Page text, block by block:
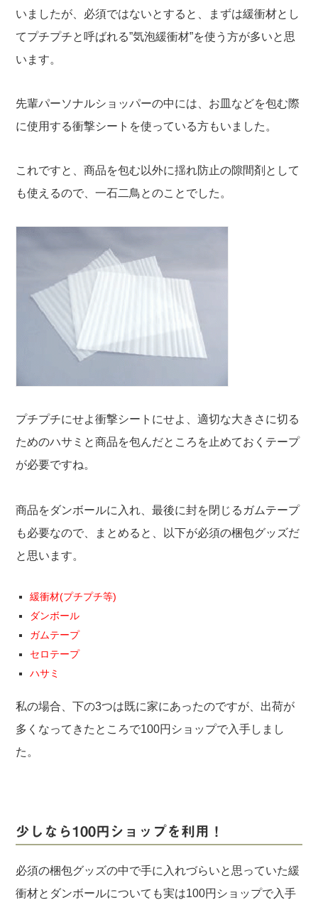
いましたが、必須ではないとすると、まずは緩衝材とし
てプチプチと呼ばれる”気泡緩衝材”を使う方が多いと思
います。
先輩パーソナルショッパーの中には、お皿などを包む際
に使用する衝撃シートを使っている方もいました。
これですと、商品を包む以外に揺れ防止の隙間剤として
も使えるので、一石二鳥とのことでした。
プチプチにせよ衝撃シートにせよ、適切な大きさに切る
ためのハサミと商品を包んだところを止めておくテープ
が必要ですね。
商品をダンボールに入れ、最後に封を閉じるガムテープ
も必要なので、まとめると、以下が必須の梱包グッズだ
と思います。
緩衝材(プチプチ等)
ダンボール
ガムテープ
セロテープ
ハサミ
私の場合、下の3つは既に家にあったのですが、出荷が
多くなってきたところで100円ショップで入手しまし
た。
少しなら100円ショップを利用！
必須の梱包グッズの中で手に入れづらいと思っていた緩
衝材とダンボールについても実は100円ショップで入手